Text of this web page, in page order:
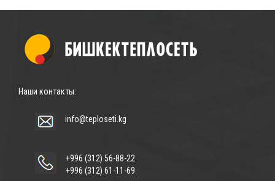
Наши контакты:
info@teploseti.kg
+996 (312) 56-88-22
+996 (312) 61-11-69